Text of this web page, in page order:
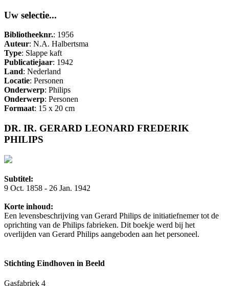
Uw selectie...
Bibliotheeknr.: 1956
Auteur: N.A. Halbertsma
Type: Slappe kaft
Publicatiejaar: 1942
Land: Nederland
Locatie: Personen
Onderwerp: Philips
Onderwerp: Personen
Formaat: 15 x 20 cm
DR. IR. GERARD LEONARD FREDERIK
PHILIPS
Subtitel:
9 Oct. 1858 - 26 Jan. 1942
Korte inhoud:
Een levensbeschrijving van Gerard Philips de initiatiefnemer tot de
oprichting van de Philips fabrieken. Dit boekje werd bij het
overlijden van Gerard Philips aangeboden aan het personeel.
Stichting Eindhoven in Beeld
Gasfabriek 4